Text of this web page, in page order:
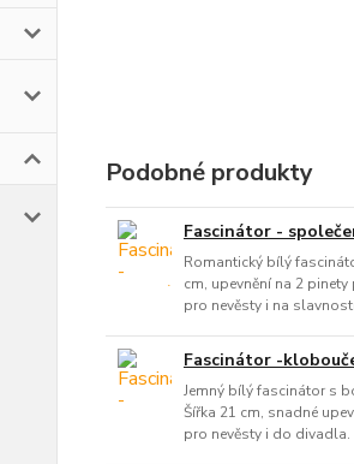
Podobné produkty
Fascinátor -
Romantický bílý
cm, upevnění na 2
pro nevěsty i na
Fascinátor -
Jemný bílý fascinátor s
Šířka 21 cm, snadné
pro nevěsty i do divadla.